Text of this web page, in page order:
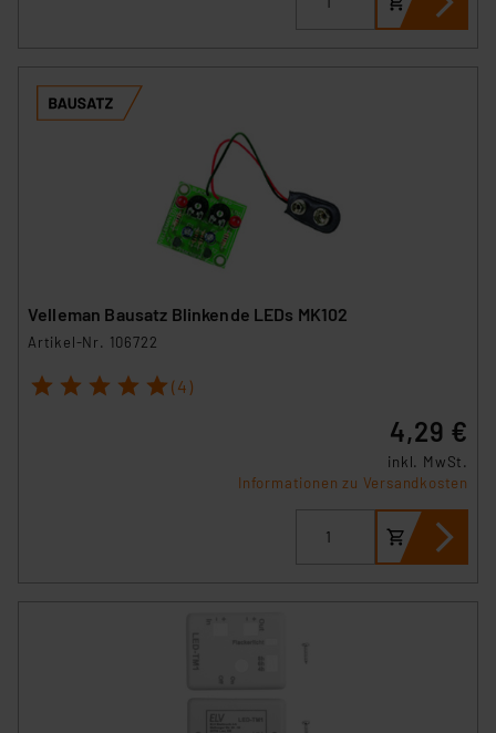
Velleman Bausatz Blinkende LEDs MK102
Artikel-Nr. 106722
1 2 3 4 5 (4)
4,29 €
inkl. MwSt.
Informationen zu Versandkosten